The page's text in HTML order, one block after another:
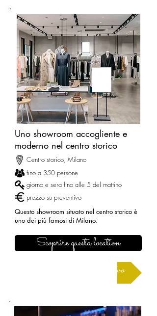
Uno showroom accogliente e
moderno nel centro storico
Centro storico, Milano
fino a 350 persone
giorno e sera fino alle 5 del mattino
prezzo su preventivo
Questo showroom situato nel centro storico è
uno dei più famosi di Milano.
Scoprire questa location
Richiedere un preventivo